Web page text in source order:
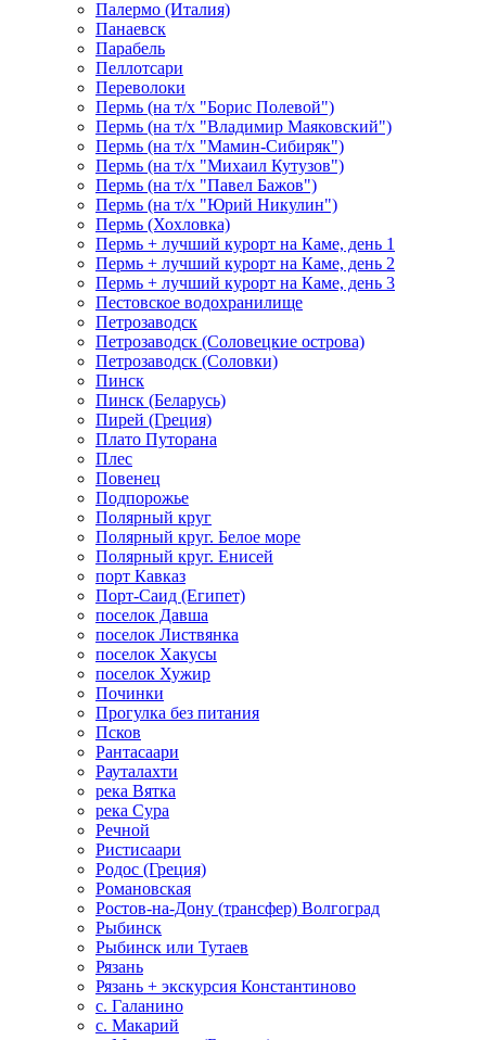
Палермо (Италия)
Панаевск
Парабель
Пеллотсари
Переволоки
Пермь (на т/х "Борис Полевой")
Пермь (на т/х "Владимир Маяковский")
Пермь (на т/х "Мамин-Сибиряк")
Пермь (на т/х "Михаил Кутузов")
Пермь (на т/х "Павел Бажов")
Пермь (на т/х "Юрий Никулин")
Пермь (Хохловка)
Пермь + лучший курорт на Каме, день 1
Пермь + лучший курорт на Каме, день 2
Пермь + лучший курорт на Каме, день 3
Пестовское водохранилище
Петрозаводск
Петрозаводск (Соловецкие острова)
Петрозаводск (Соловки)
Пинск
Пинск (Беларусь)
Пирей (Греция)
Плато Путорана
Плес
Повенец
Подпорожье
Полярный круг
Полярный круг. Белое море
Полярный круг. Енисей
порт Кавказ
Порт-Саид (Египет)
поселок Давша
поселок Листвянка
поселок Хакусы
поселок Хужир
Починки
Прогулка без питания
Псков
Рантасаари
Рауталахти
река Вятка
река Сура
Речной
Ристисаари
Родос (Греция)
Романовская
Ростов-на-Дону (трансфер) Волгоград
Рыбинск
Рыбинск или Тутаев
Рязань
Рязань + экскурсия Константиново
с. Галанино
с. Макарий